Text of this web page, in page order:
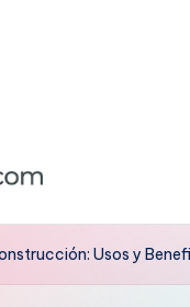
Usos y